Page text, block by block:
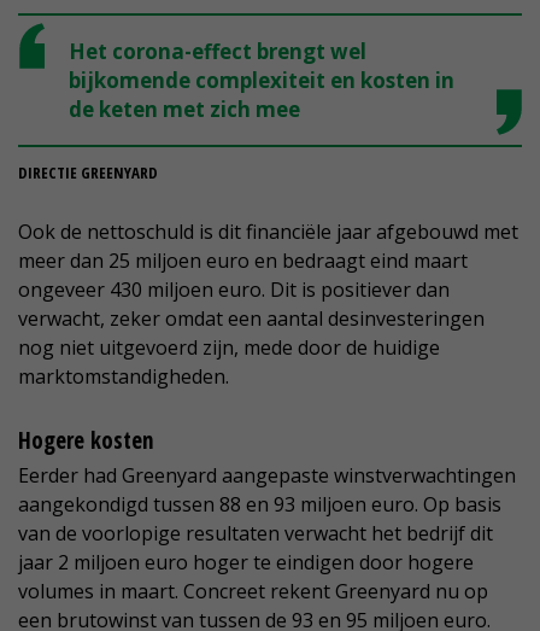
Het corona-effect brengt wel
bijkomende complexiteit en kosten in
de keten met zich mee
DIRECTIE GREENYARD
Ook de nettoschuld is dit financiële jaar afgebouwd met
meer dan 25 miljoen euro en bedraagt eind maart
ongeveer 430 miljoen euro. Dit is positiever dan
verwacht, zeker omdat een aantal desinvesteringen
nog niet uitgevoerd zijn, mede door de huidige
marktomstandigheden.
Hogere kosten
Eerder had Greenyard aangepaste winstverwachtingen
aangekondigd tussen 88 en 93 miljoen euro. Op basis
van de voorlopige resultaten verwacht het bedrijf dit
jaar 2 miljoen euro hoger te eindigen door hogere
volumes in maart. Concreet rekent Greenyard nu op
een brutowinst van tussen de 93 en 95 miljoen euro.